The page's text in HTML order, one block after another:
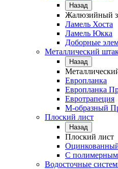
Назад
Жалюзийный
Ламель Хоста
Ламель Юкка
Доборные
Металлический
Назад
Европланка
Европланка
Евротрапеция
М-образный
Плоский лист
Назад
Плоский лист
С
Водосточные